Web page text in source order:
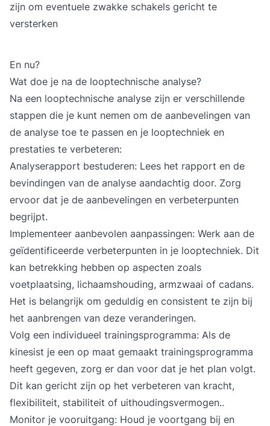
zijn om eventuele zwakke schakels gericht te
versterken
En nu?
Wat doe je na de looptechnische analyse?
Na een looptechnische analyse zijn er verschillende
stappen die je kunt nemen om de aanbevelingen van
de analyse toe te passen en je looptechniek en
prestaties te verbeteren:
Analyserapport bestuderen: Lees het rapport en de
bevindingen van de analyse aandachtig door. Zorg
ervoor dat je de aanbevelingen en verbeterpunten
begrijpt.
Implementeer aanbevolen aanpassingen: Werk aan de
geïdentificeerde verbeterpunten in je looptechniek. Dit
kan betrekking hebben op aspecten zoals
voetplaatsing, lichaamshouding, armzwaai of cadans.
Het is belangrijk om geduldig en consistent te zijn bij
het aanbrengen van deze veranderingen.
Volg een individueel trainingsprogramma: Als de
kinesist je een op maat gemaakt trainingsprogramma
heeft gegeven, zorg er dan voor dat je het plan volgt.
Dit kan gericht zijn op het verbeteren van kracht,
flexibiliteit, stabiliteit of uithoudingsvermogen..
Monitor je vooruitgang: Houd je voortgang bij en